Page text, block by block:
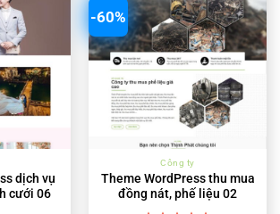
dịch vụ
cưới 06
-60%
Công ty
Theme WordPress thu mua
đồng nát, phế liệu 02